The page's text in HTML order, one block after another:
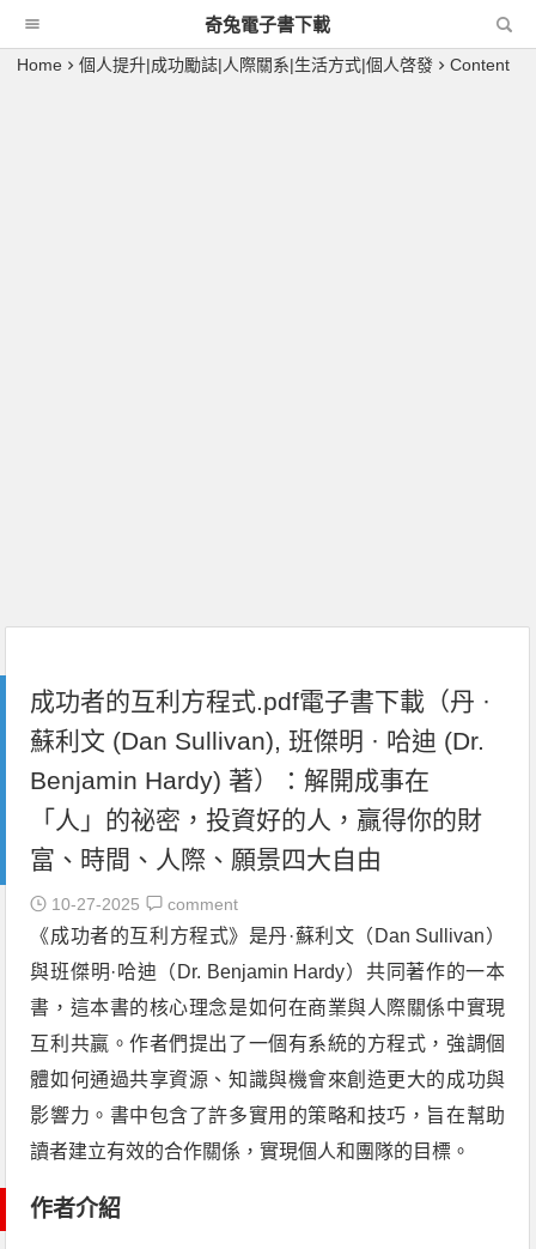
奇兔電子書下載
Home 個人提升|成功勵誌|人際關系|生活方式|個人啓發 Content
成功者的互利方程式.pdf電子書下載（丹 ·
蘇利文 (Dan Sullivan), 班傑明 · 哈迪 (Dr.
Benjamin Hardy) 著）：解開成事在
「人」的祕密，投資好的人，贏得你的財
富、時間、人際、願景四大自由
10-27-2025 comment
《成功者的互利方程式》是丹·蘇利文（Dan Sullivan）
與班傑明·哈迪（Dr. Benjamin Hardy）共同著作的一本
書，這本書的核心理念是如何在商業與人際關係中實現
互利共贏。作者們提出了一個有系統的方程式，強調個
體如何通過共享資源、知識與機會來創造更大的成功與
影響力。書中包含了許多實用的策略和技巧，旨在幫助
讀者建立有效的合作關係，實現個人和團隊的目標。
作者介紹